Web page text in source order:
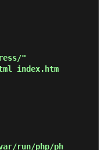
"
index.htm